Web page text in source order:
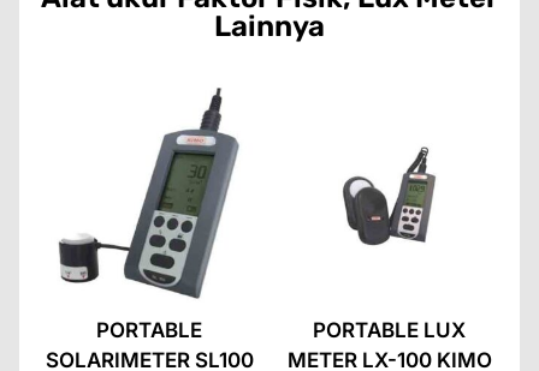
Lainnya
PORTABLE
SOLARIMETER SL100
PORTABLE LUX
METER LX-100 KIMO